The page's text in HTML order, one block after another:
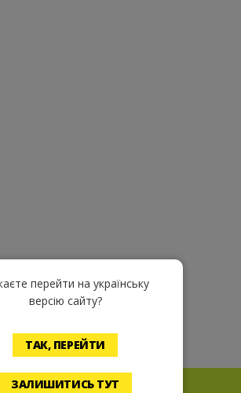
ПРИ ЗАКАЗЕ ОТ
перейти на українську
версію сайту?
ТАК, ПЕРЕЙТИ
ЗАЛИШИТИСЬ ТУТ